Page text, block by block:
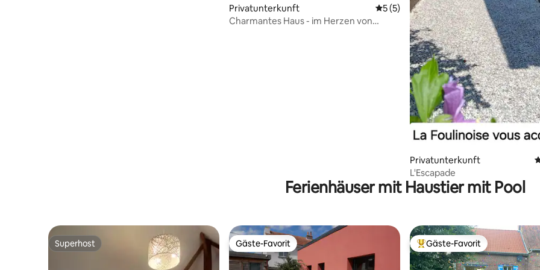
Privatunterkunft Durchschnittliche Bewertung: 5 von 5,
5 (5)
Charmantes Haus - im Herzen von
Privatunterkunft
L'Escapade
Ferienhäuser mit Haustier mit Pool
Superhost
Superhost Gäste-Favorit
Gäste-Favorit Beliebter Gäste-Favorit.
Gäste-Favorit